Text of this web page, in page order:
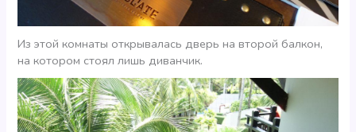
Из этой комнаты открывалась дверь на второй балкон,
на котором стоял лишь диванчик.